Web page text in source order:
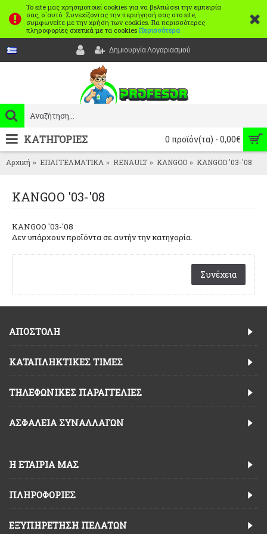
Το site μας χρησιμοποιεί cookies για να βελτιώσει την εμπειρία
σας, σ΄αυτό. Συνεχίζοντας την περιήγησή σας στο site,
συμφωνείτε με την χρήση των cookies. Για περισσότερες
πληροφορίες σχετικά με τα cookies Περισσότερα
Δημιουργία Λογαριασμού
0 προϊόν(τα) - 0,00€
ΚΑΤΗΓΟΡΙΕΣ
Αρχική ΕΠΑΓΓΕΛΜΑΤΙΚΑ RENAULT KANGOO KANGOO '03-'08
KANGOO '03-'08
KANGOO '03-'08
Δεν υπάρχουν προϊόντα σε αυτήν την κατηγορία.
Συνέχεια
ΑΠΟΣΤΟΛΗ
ΚΑΤΑΠΛΗΚΤΙΚΈΣ ΤΙΜΈΣ
TΗΛΕΦΩΝΙΚΈΣ ΠΑΡΑΓΓΕΛΊΕΣ
ΑΣΦΆΛΕΙΑ ΣΥΝΑΛΛΑΓΏΝ
Η ΕΤΑΙΡΊΑ ΜΑΣ
ΠΛΗΡΟΦΟΡΊΕΣ
ΕΞΥΠΗΡΈΤΗΣΗ ΠΕΛΑΤΏΝ